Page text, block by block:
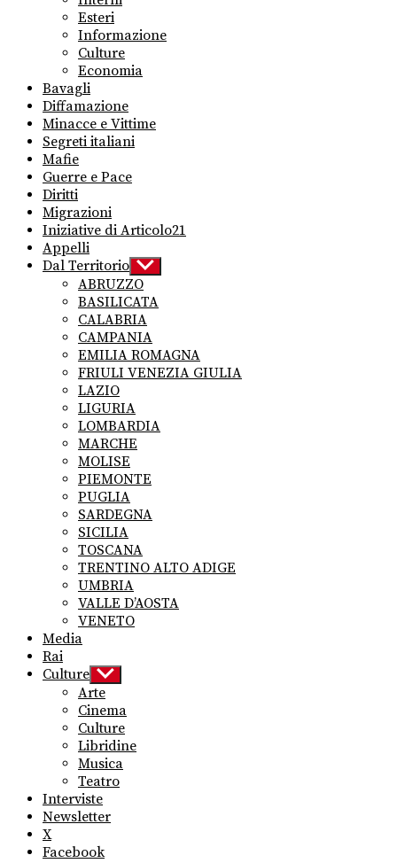
Esteri
Informazione
Culture
Economia
Bavagli
Diffamazione
Minacce e Vittime
Segreti italiani
Mafie
Guerre e Pace
Diritti
Migrazioni
Iniziative di Articolo21
Appelli
Dal Territorio Show
sub
menu
ABRUZZO
BASILICATA
CALABRIA
CAMPANIA
EMILIA ROMAGNA
FRIULI VENEZIA GIULIA
LAZIO
LIGURIA
LOMBARDIA
MARCHE
MOLISE
PIEMONTE
PUGLIA
SARDEGNA
SICILIA
TOSCANA
TRENTINO ALTO ADIGE
UMBRIA
VALLE D’AOSTA
VENETO
Media
Rai
Culture Show
sub
menu
Arte
Cinema
Culture
Libridine
Musica
Teatro
Interviste
Newsletter
X
Facebook